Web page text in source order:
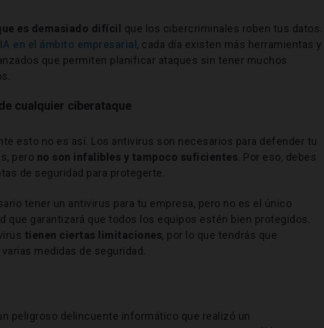
es demasiado difícil que los cibercriminales roben tus datos.
en el ámbito empresarial, cada día existen más herramientas y
que permiten planificar ataques sin tener muchos
cualquier ciberataque
esto no es así. Los antivirus son necesarios para defender tu
pero no son infalibles y tampoco suficientes. Por eso, debes
de seguridad para protegerte.
tener un antivirus para tu empresa, pero no es el único
que garantizará que todos los equipos estén bien protegidos.
tienen ciertas limitaciones, por lo que tendrás que
medidas de seguridad.
peligroso delincuente informático que realizó un